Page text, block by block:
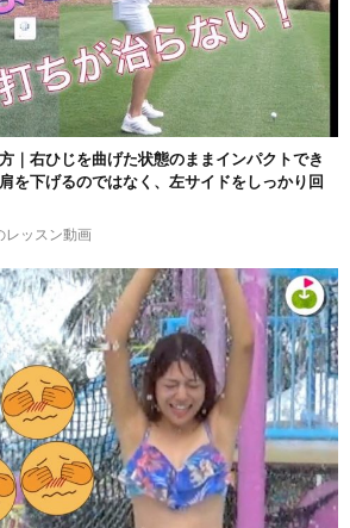
｜右ひじを曲げた状態のままインパクトでき
を下げるのではなく、左サイドをしっかり回
レッスン動画